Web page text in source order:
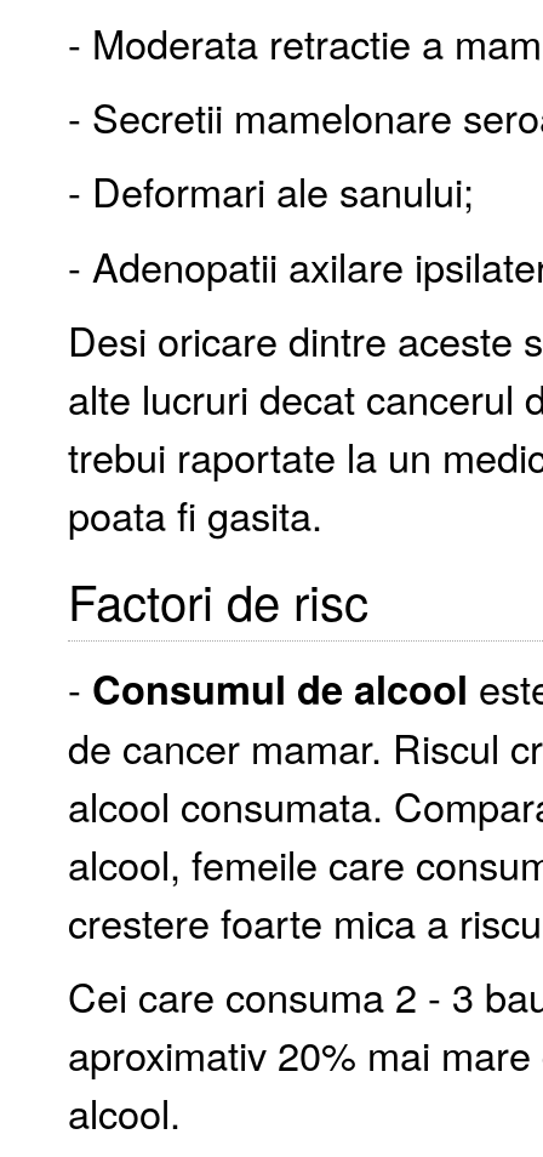
- Moderata retractie a
- Secretii mamelonare
- Deformari ale sanului;
- Adenopatii axilare
Desi oricare dintre aceste
alte lucruri decat cancerul
trebui raportate la un
poata fi gasita.
Factori de risc
- Consumul de alcool
de cancer mamar. Riscul
alcool consumata.
alcool, femeile care
crestere foarte mica a
Cei care consuma 2 - 3
aproximativ 20% mai
alcool.